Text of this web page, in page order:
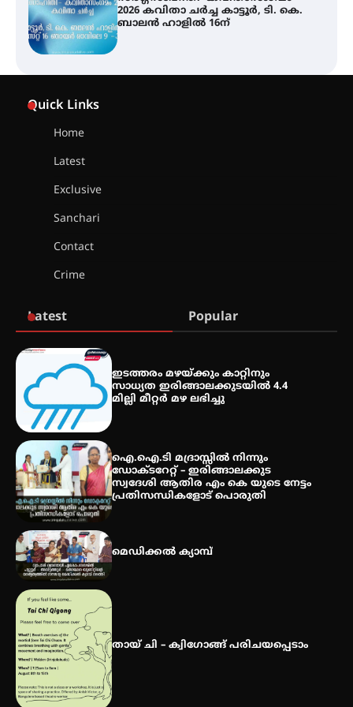
2026 കവിതാ ചർച്ച കാട്ടൂർ, ടി. കെ.
ബാലൻ ഹാളിൽ 16ന്
തുടക്കമായി
എസ് എൻ ഹയർ സെക്കൻഡറി
വിദ്യാർത്ഥികൾ
ബാലൻ ഹാളിൽ 16ന്
Quick Links
Home
Latest
Exclusive
Sanchari
Contact
Crime
Latest Popular
ഇടത്തരം മഴയ്ക്കും കാറ്റിനും
സാധ്യത ഇരിങ്ങാലക്കുടയിൽ 4.4
മില്ലി മീറ്റർ മഴ ലഭിച്ചു
ഐ.ഐ.ടി മദ്രാസ്സിൽ നിന്നും
ഡോക്ടറേറ്റ് – ഇരിങ്ങാലക്കുട
സ്വദേശി ആതിര എം കെ യുടെ നേട്ടം
പ്രതിസന്ധികളോട് പൊരുതി
മെഡിക്കൽ ക്യാമ്പ്
തായ് ചി – ക്വിഗോങ്ങ് പരിചയപ്പെടാം